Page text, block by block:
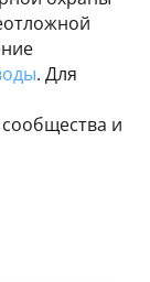
. Для
и